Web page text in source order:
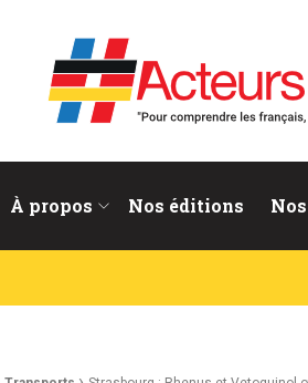
Acteurs du franco-allemand
À propos Nos éditions